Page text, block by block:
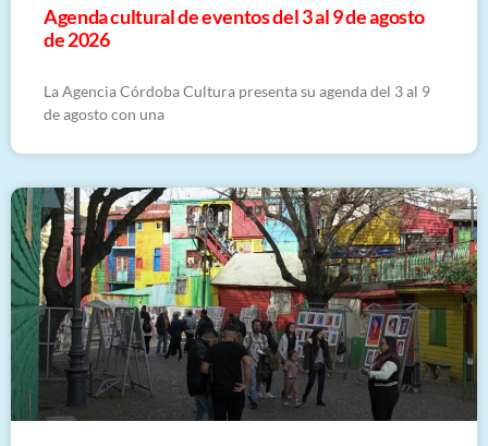
​Agenda cultural de eventos del 3 al 9 de agosto
de 2026
La Agencia Córdoba Cultura presenta su agenda del 3 al 9
de agosto con una